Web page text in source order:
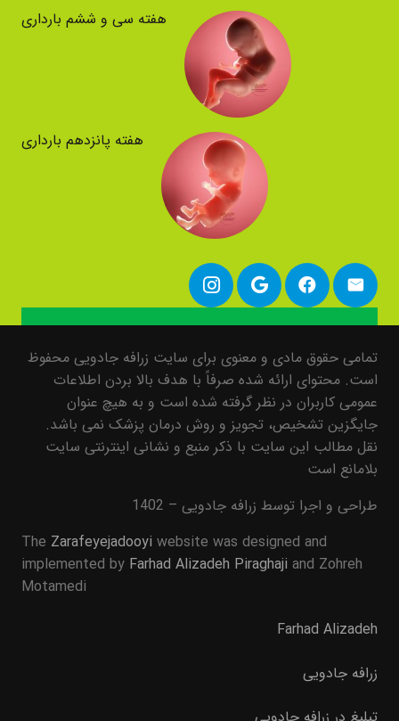
هفته سی و ششم بارداری
هفته پانزدهم بارداری
تمامی حقوق مادی و معنوی برای سایت زرافه جادویی محفوظ
است. محتوای ارائه شده صرفاً با هدف بالا بردن اطلاعات
عمومی کاربران در نظر گرفته شده است و به هیچ عنوان
جایگزین تشخیص، تجویز و روش درمان پزشک نمی باشد.
نقل مطالب این سایت با ذکر منبع و نشانی اینترنتی سایت
بلامانع است
طراحی و اجرا توسط زرافه جادویی – 1402
The Zarafeyejadooyi website was designed and
implemented by Farhad Alizadeh Piraghaji and Zohreh
Motamedi
Farhad Alizadeh
زرافه جادویی